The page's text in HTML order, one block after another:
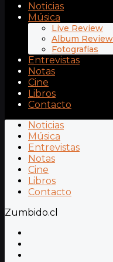
Noticias
Música
Live Review
Album Review
Fotografías
Entrevistas
Notas
Cine
Libros
Contacto
Noticias
Música
Entrevistas
Notas
Cine
Libros
Contacto
Zumbido.cl